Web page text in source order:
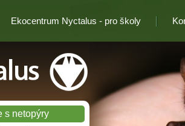
Ekocentrum Nyctalus - pro školy
s netopýry